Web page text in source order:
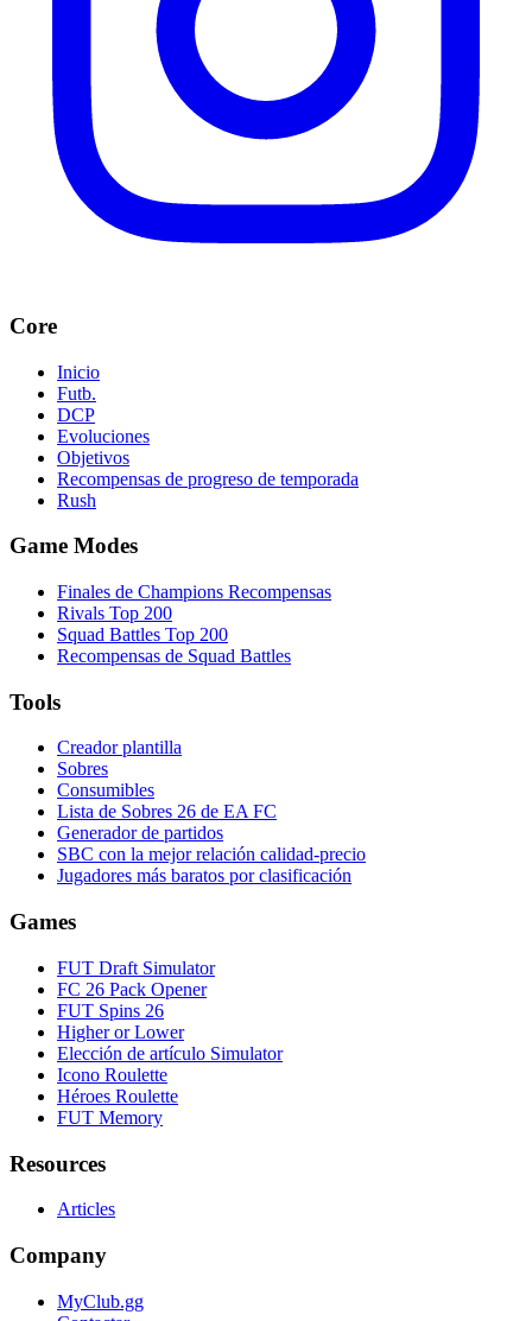
Core
Inicio
Futb.
DCP
Evoluciones
Objetivos
Recompensas de progreso de temporada
Rush
Game Modes
Finales de Champions Recompensas
Rivals Top 200
Squad Battles Top 200
Recompensas de Squad Battles
Tools
Creador plantilla
Sobres
Consumibles
Lista de Sobres 26 de EA FC
Generador de partidos
SBC con la mejor relación calidad-precio
Jugadores más baratos por clasificación
Games
FUT Draft Simulator
FC 26 Pack Opener
FUT Spins 26
Higher or Lower
Elección de artículo Simulator
Icono Roulette
Héroes Roulette
FUT Memory
Resources
Articles
Company
MyClub.gg